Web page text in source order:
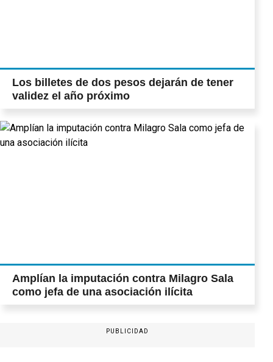
Los billetes de dos pesos dejarán de tener
validez el año próximo
Amplían la imputación contra Milagro Sala
como jefa de una asociación ilícita
PUBLICIDAD